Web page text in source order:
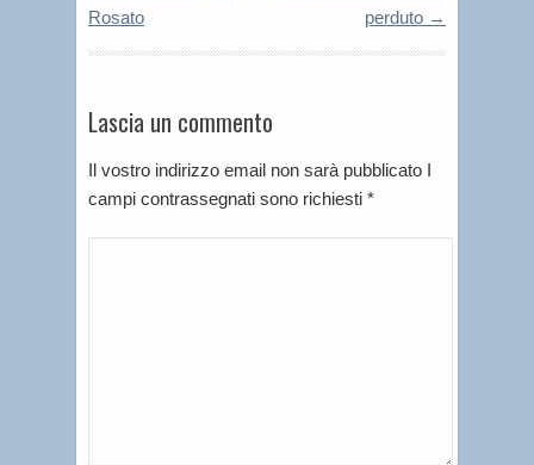
Rosato
perduto →
Lascia un commento
Il vostro indirizzo email non sarà pubblicato I
campi contrassegnati sono richiesti *